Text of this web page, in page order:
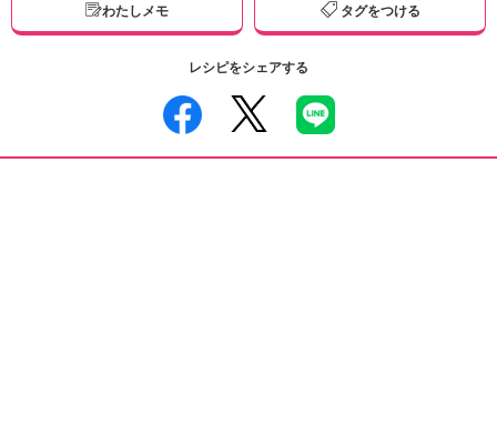
わたしメモ タグをつける
レシピをシェアする